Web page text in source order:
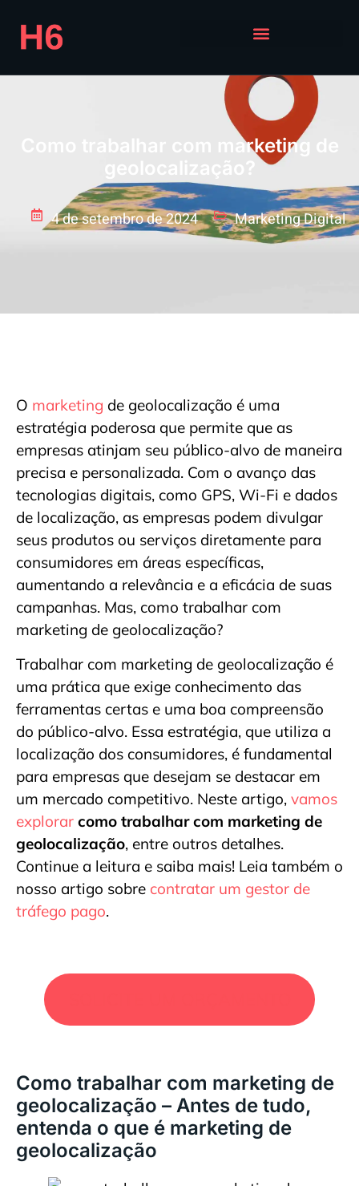
Como trabalhar com marketing de
4 de setembro de 2024 Marketing Digital
O marketing de geolocalização é uma
estratégia poderosa que permite que as
empresas atinjam seu público-alvo de maneira
precisa e personalizada. Com o avanço das
tecnologias digitais, como GPS, Wi-Fi e dados
de localização, as empresas podem divulgar
seus produtos ou serviços diretamente para
consumidores em áreas específicas,
aumentando a relevância e a eficácia de suas
campanhas. Mas, como trabalhar com
marketing de geolocalização?
Trabalhar com marketing de geolocalização é
uma prática que exige conhecimento das
ferramentas certas e uma boa compreensão
do público-alvo. Essa estratégia, que utiliza a
localização dos consumidores, é fundamental
para empresas que desejam se destacar em
um mercado competitivo. Neste artigo, vamos
explorar como trabalhar com marketing de
geolocalização, entre outros detalhes.
Continue a leitura e saiba mais! Leia também o
nosso artigo sobre contratar um gestor de
tráfego pago.
Como trabalhar com marketing de
geolocalização – Antes de tudo,
entenda o que é marketing de
geolocalização